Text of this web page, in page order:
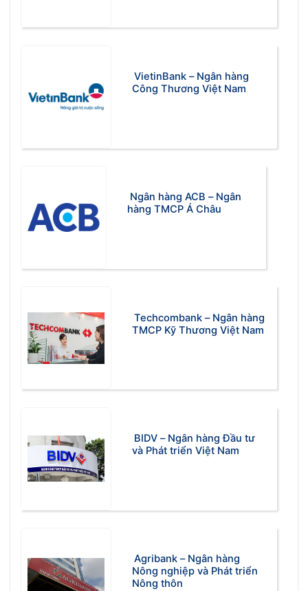
VietinBank – Ngân hàng
Công Thương Việt Nam
Ngân hàng ACB – Ngân
hàng TMCP Á Châu
Techcombank – Ngân hàng
TMCP Kỹ Thương Việt Nam
BIDV – Ngân hàng Đầu tư
và Phát triển Việt Nam
Agribank – Ngân hàng
Nông nghiệp và Phát triển
Nông thôn